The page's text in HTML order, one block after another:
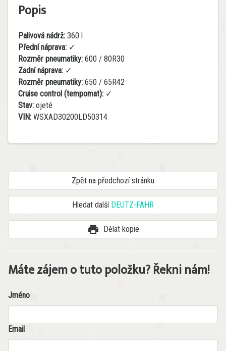
Popis
Palivová nádrž: 360 l
Přední náprava: ✓
Rozměr pneumatiky: 600 / 80R30
Zadní náprava: ✓
Rozměr pneumatiky: 650 / 65R42
Cruise control (tempomat): ✓
Stav: ojeté
VIN: WSXAD30200LD50314
Zpět na předchozí stránku
Hledat dalšíDEUTZ-FAHR
print Dělat kopie
Máte zájem o tuto položku? Řekni nám!
Jméno
Email